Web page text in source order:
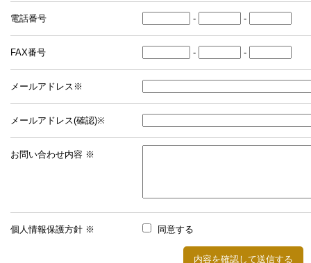
電話番号 - -
FAX番号 - -
メールアドレス※
メールアドレス(確認)※
お問い合わせ内容 ※
個人情報保護方針 ※ 同意する